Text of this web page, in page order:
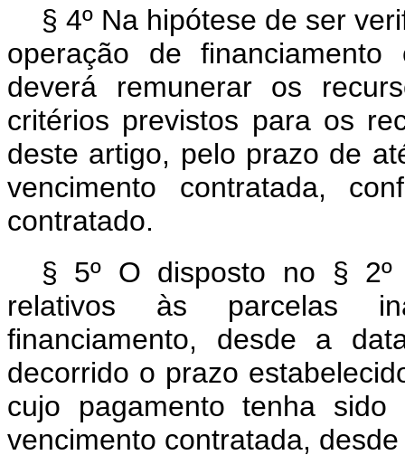
§ 4º Na hipótese de ser
operação de financiamento
deverá remunerar os
critérios previstos para os
deste artigo, pelo prazo de
vencimento contratada,
contratado.
§ 5º O disposto no § 2º
relativos às parcelas
financiamento, desde a
decorrido o prazo
cujo pagamento tenha
vencimento contratada,